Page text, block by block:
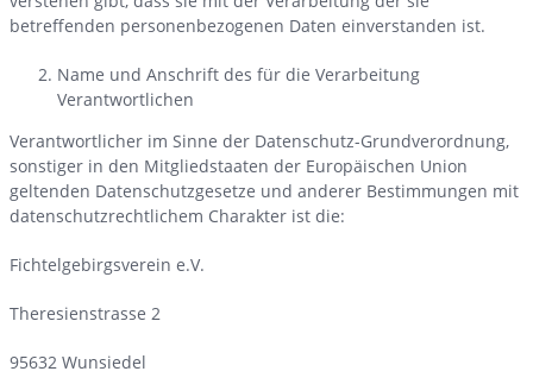
betreffenden personenbezogenen Daten einverstanden ist.
Name und Anschrift des für die Verarbeitung
Verantwortlichen
Verantwortlicher im Sinne der Datenschutz-Grundverordnung,
sonstiger in den Mitgliedstaaten der Europäischen Union
geltenden Datenschutzgesetze und anderer Bestimmungen mit
datenschutzrechtlichem Charakter ist die:
Fichtelgebirgsverein e.V.
Theresienstrasse 2
95632 Wunsiedel